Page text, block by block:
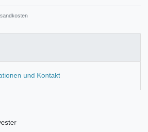
und Kontakt